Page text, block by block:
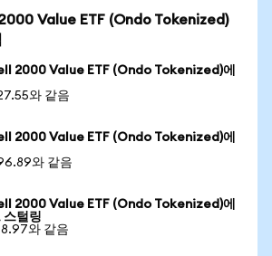
Value ETF (Ondo Tokenized)
2000 Value ETF (Ondo Tokenized)에
와 같음
2000 Value ETF (Ondo Tokenized)에
와 같음
2000 Value ETF (Ondo Tokenized)에
스털링
와 같음